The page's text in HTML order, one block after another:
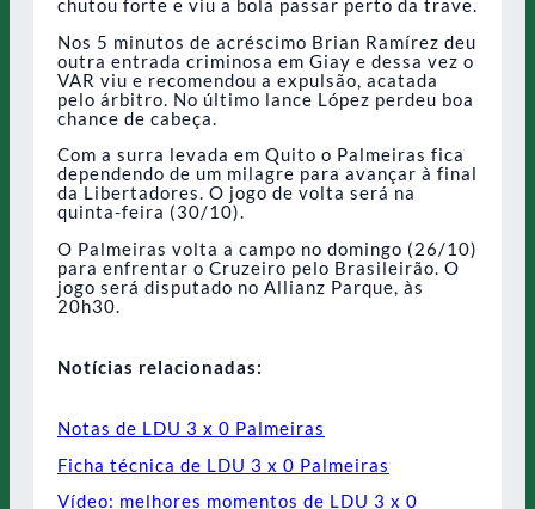
chutou forte e viu a bola passar perto da trave.
Nos 5 minutos de acréscimo Brian Ramírez deu
outra entrada criminosa em Giay e dessa vez o
VAR viu e recomendou a expulsão, acatada
pelo árbitro. No último lance López perdeu boa
chance de cabeça.
Com a surra levada em Quito o Palmeiras fica
dependendo de um milagre para avançar à final
da Libertadores. O jogo de volta será na
quinta-feira (30/10).
O Palmeiras volta a campo no domingo (26/10)
para enfrentar o Cruzeiro pelo Brasileirão. O
jogo será disputado no Allianz Parque, às
20h30.
Notícias relacionadas:
Notas de LDU 3 x 0 Palmeiras
Ficha técnica de LDU 3 x 0 Palmeiras
Vídeo: melhores momentos de LDU 3 x 0